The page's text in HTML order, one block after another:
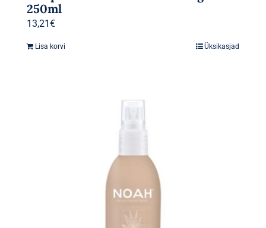
250ml
13,21€
Lisa korvi Üksikasjad